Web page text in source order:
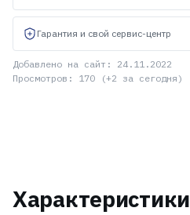
Гарантия и свой сервис-центр
Добавлено на сайт: 24.11.2022
Просмотров: 170 (+2 за сегодня)
Характеристики